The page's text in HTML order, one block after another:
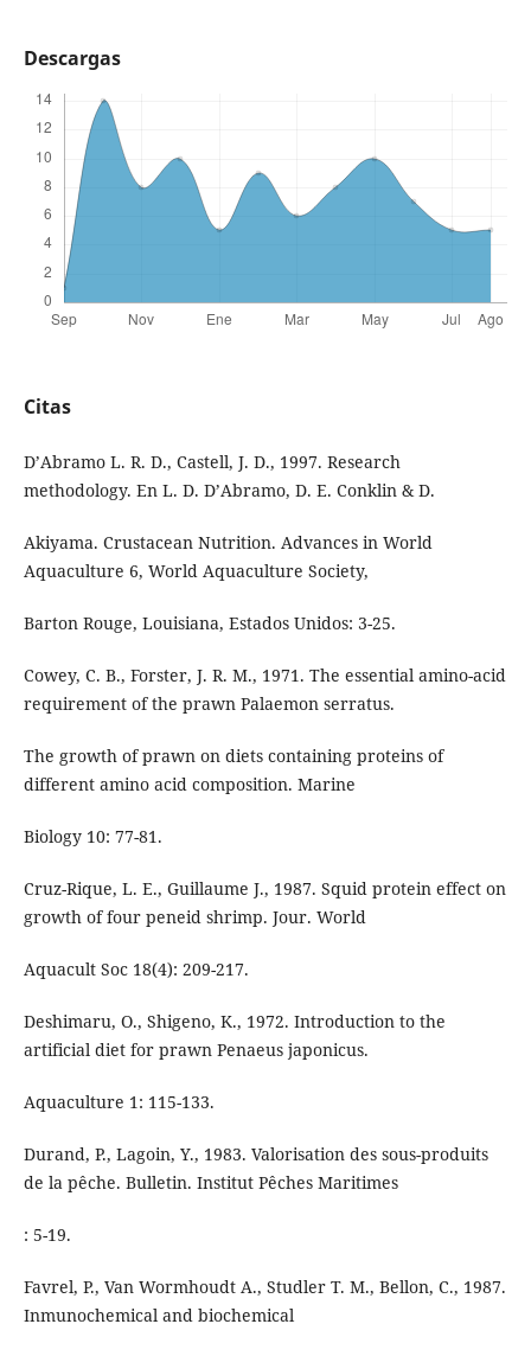
Descargas
Citas
D’Abramo L. R. D., Castell, J. D., 1997. Research
methodology. En L. D. D’Abramo, D. E. Conklin & D.
Akiyama. Crustacean Nutrition. Advances in World
Aquaculture 6, World Aquaculture Society,
Barton Rouge, Louisiana, Estados Unidos: 3-25.
Cowey, C. B., Forster, J. R. M., 1971. The essential amino-acid
requirement of the prawn Palaemon serratus.
The growth of prawn on diets containing proteins of
different amino acid composition. Marine
Biology 10: 77-81.
Cruz-Rique, L. E., Guillaume J., 1987. Squid protein effect on
growth of four peneid shrimp. Jour. World
Aquacult Soc 18(4): 209-217.
Deshimaru, O., Shigeno, K., 1972. Introduction to the
artificial diet for prawn Penaeus japonicus.
Aquaculture 1: 115-133.
Durand, P., Lagoin, Y., 1983. Valorisation des sous-produits
de la pêche. Bulletin. Institut Pêches Maritimes
: 5-19.
Favrel, P., Van Wormhoudt A., Studler T. M., Bellon, C., 1987.
Inmunochemical and biochemical